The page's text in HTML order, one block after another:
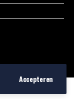
Accepteren